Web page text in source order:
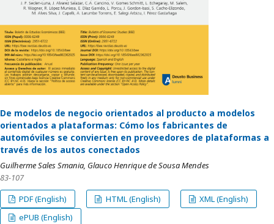
De modelos de negocio orientados al producto a modelos
orientados a plataformas: Cómo los fabricantes de
automóviles se convierten en proveedores de plataformas a
través de los autos conectados
Guilherme Sales Smania, Glauco Henrique de Sousa Mendes
83-107
PDF (English)
HTML (English)
XML (English)
ePUB (English)